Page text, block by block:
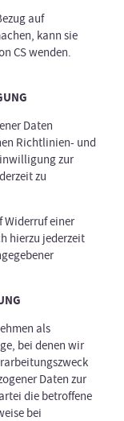
auf
kann sie
CS wenden.
Daten
Richtlinien- und
zur
zu
Widerruf einer
hierzu jederzeit
als
bei denen wir
Daten zur
die betroffene
bei